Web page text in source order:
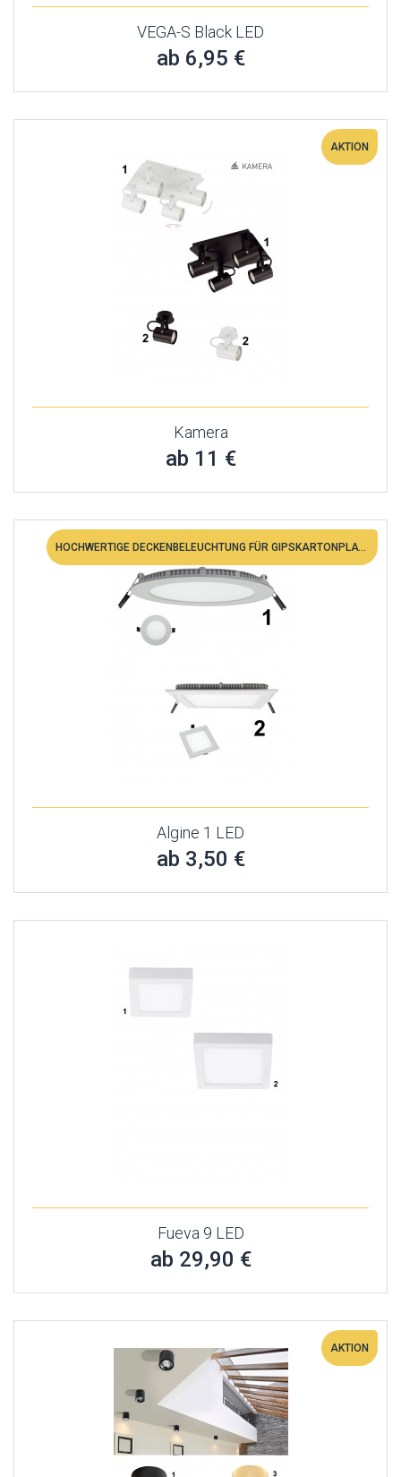
VEGA-S Black LED
ab 6,95 €
AKTION
Kamera
ab 11 €
HOCHWERTIGE DECKENBELEUCHTUNG FÜR GIPSKARTONPLATTEN. DECKEN ZU EINEM TOLLEN PREIS
Algine 1 LED
ab 3,50 €
Fueva 9 LED
ab 29,90 €
AKTION